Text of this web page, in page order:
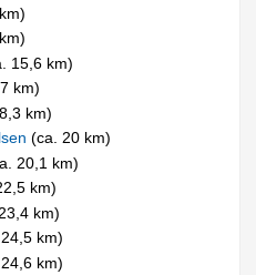
15,6 km)
km)
km)
(ca. 20 km)
20,1 km)
km)
km)
km)
km)